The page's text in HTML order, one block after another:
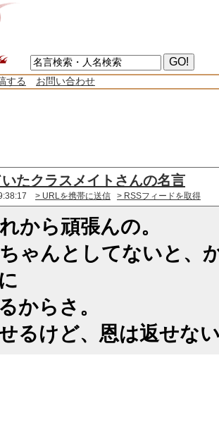
する お問い合わせ
たクラスメイトさんの名言
> URLを携帯に送信 > RSSフィードを取得
から頑張んの。
ゃんとしてないと、
からさ。
るけど、恩は返せな